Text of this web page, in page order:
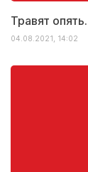
Травят опять.
04.08.2021, 14:02